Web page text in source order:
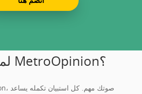
لماذا تختار MetroOpinion؟